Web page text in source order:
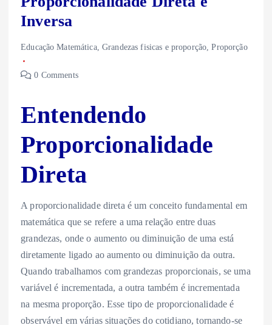
Inversa
Educação Matemática,Grandezas fisicas e proporção ,Proporção
0 Comments
Entendendo
Proporcionalidade
Direta
A proporcionalidade direta é um conceito fundamental em
matemática que se refere a uma relação entre duas
grandezas, onde o aumento ou diminuição de uma está
diretamente ligado ao aumento ou diminuição da outra.
Quando trabalhamos com grandezas proporcionais, se uma
variável é incrementada, a outra também é incrementada
na mesma proporção. Esse tipo de proporcionalidade é
observável em várias situações do cotidiano, tornando-se